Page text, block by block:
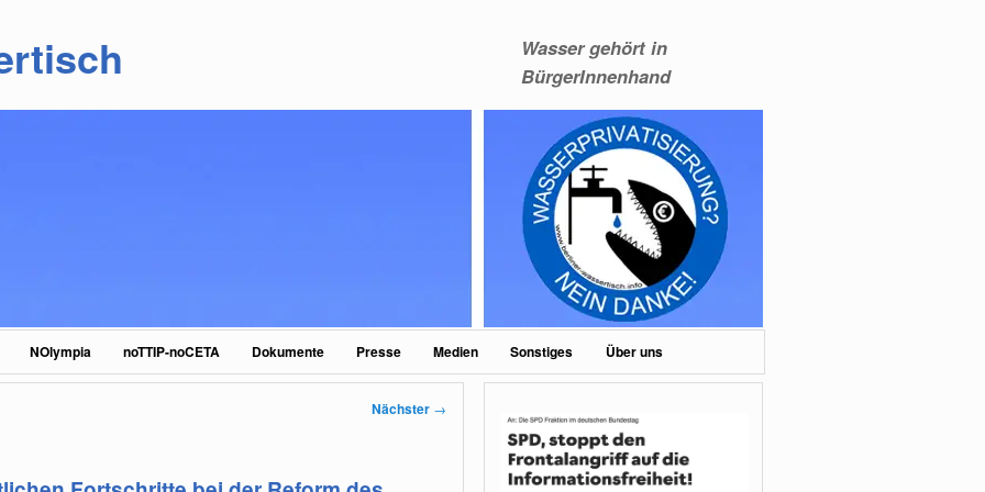
Wasser gehört in
BürgerInnenhand
NOlympia noTTIP-noCETA Dokumente Presse Medien Sonstiges Über uns
Nächster →